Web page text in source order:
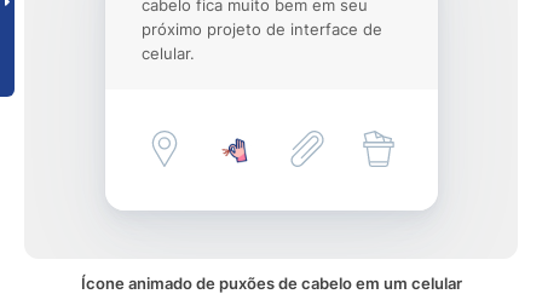
cabelo fica muito bem em seu
próximo projeto de interface de
celular.
Ícone animado de puxões de cabelo em um celular